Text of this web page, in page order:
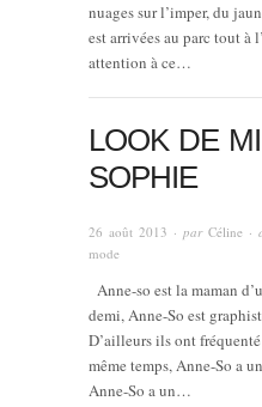
nuages sur l’imper, du
est arrivées au parc tout à
attention à ce…
LOOK DE
SOPHIE
26 août 2013 · par Céline ·
mode
Anne-so est la maman
demi, Anne-So est
D’ailleurs ils ont
même temps, Anne-So a
Anne-So a un…